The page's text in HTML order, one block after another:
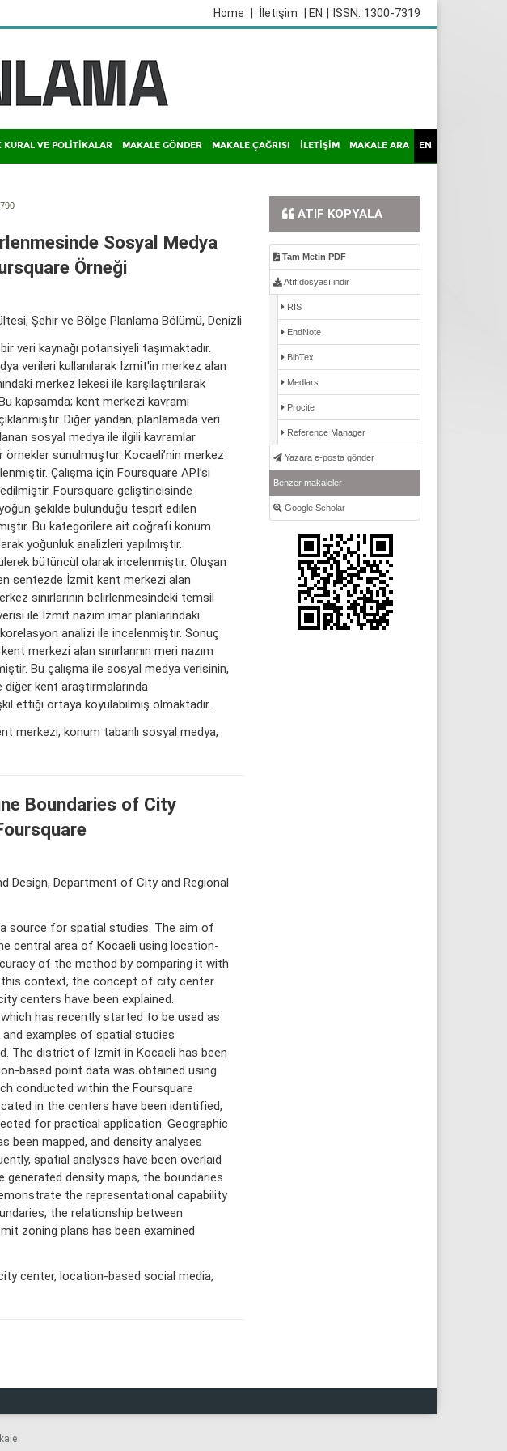
| ISSN: 1300-7319
| EN
İletişim
Home
KURAL VE POLİTİKALAR MAKALE GÖNDER MAKALE ÇAĞRISI İLETİŞİM MAKALE ARA EN
Sosyal Medya
Örneği
Şehir ve Bölge Planlama Bölümü, Denizli
veri kaynağı potansiyeli taşımaktadır.
verileri kullanılarak İzmit'in merkez alan
merkez lekesi ile karşılaştırılarak
kapsamda; kent merkezi kavramı
Diğer yandan; planlamada veri
sosyal medya ile ilgili kavramlar
örnekler sunulmuştur. Kocaeli’nin merkez
Çalışma için Foursquare API’si
Foursquare geliştiricisinde
şekilde bulunduğu tespit edilen
Bu kategorilere ait coğrafi konum
yoğunluk analizleri yapılmıştır.
bütüncül olarak incelenmiştir. Oluşan
sentezde İzmit kent merkezi alan
sınırlarının belirlenmesindeki temsil
ile İzmit nazım imar planlarındaki
analizi ile incelenmiştir. Sonuç
merkezi alan sınırlarının meri nazım
Bu çalışma ile sosyal medya verisinin,
diğer kent araştırmalarında
ettiği ortaya koyulabilmiş olmaktadır.
merkezi, konum tabanlı sosyal medya,
Boundaries of City
Design, Department of City and Regional
source for spatial studies. The aim of
central area of Kocaeli using location-
of the method by comparing it with
context, the concept of city center
centers have been explained.
has recently started to be used as
and examples of spatial studies
The district of Izmit in Kocaeli has been
based point data was obtained using
conducted within the Foursquare
in the centers have been identified,
for practical application. Geographic
been mapped, and density analyses
spatial analyses have been overlaid
generated density maps, the boundaries
the representational capability
the relationship between
zoning plans has been examined
center, location-based social media,
ATIF KOPYALA
Tam Metin PDF
Atıf dosyası indir
RIS
EndNote
BibTex
Medlars
Procite
Reference Manager
Yazara e-posta gönder
Benzer makaleler
Google Scholar